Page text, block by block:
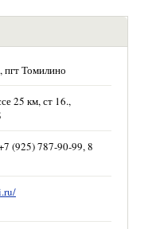
пгт Томилино
25 км, ст 16.,
(925) 787-90-99, 8